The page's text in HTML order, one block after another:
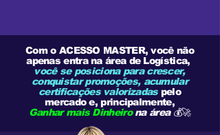
Com o ACESSO MASTER, você não
apenas entra na área de Logística,
você se posiciona para crescer,
conquistar promoções, acumular
certificações valorizadaspelo
mercado e, principalmente,
Ganhar mais Dinheirona área 💰🚀​